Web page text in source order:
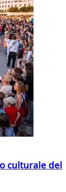
culturale del